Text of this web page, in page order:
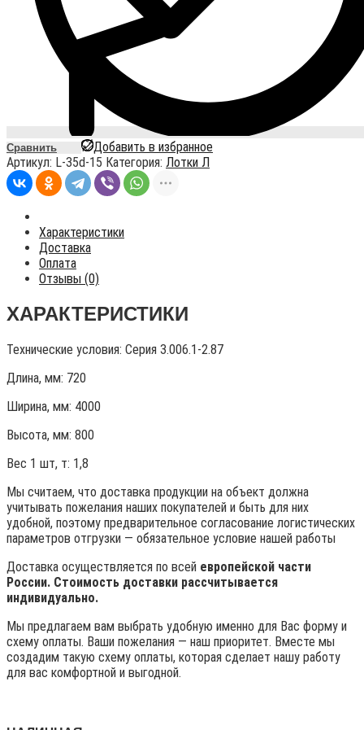
Сравнить
Добавить в избранное
Артикул: L-35d-15 Категория: Лотки Л
Характеристики
Доставка
Оплата
Отзывы (0)
ХАРАКТЕРИСТИКИ
Технические условия: Серия 3.006.1-2.87
Длина, мм: 720
Ширина, мм: 4000
Высота, мм: 800
Вес 1 шт, т: 1,8
Мы считаем, что доставка продукции на объект должна
учитывать пожелания наших покупателей и быть для них
удобной, поэтому предварительное согласование логистических
параметров отгрузки — обязательное условие нашей работы
Доставка осуществляется по всей европейской части
России. Стоимость доставки рассчитывается
индивидуально.
Мы предлагаем вам выбрать удобную именно для Вас форму и
схему оплаты. Ваши пожелания — наш приоритет. Вместе мы
создадим такую схему оплаты, которая сделает нашу работу
для вас комфортной и выгодной.